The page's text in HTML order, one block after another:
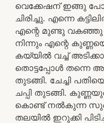
വെക്കേഷന് ഇങ്ങു
ചിരിച്ചു. എന്നെ
എന്റെ മുണ്ടു വകഞ്ഞു
നിന്നും എന്റെ
കയ്യിൽ വച്ച്
തൊട്ടപ്പോൾ തന്നെ
തുടങ്ങി. ചേച്ചി
ചപ്പി തുടങ്ങി.
കൊണ്ട് നൽകുന്ന
തലയിൽ ഇറുക്കി